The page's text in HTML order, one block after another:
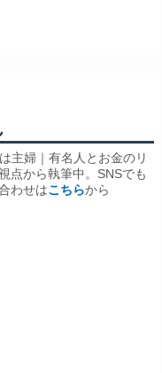
主婦｜有名人とお金のリ
点から執筆中。SNSでも
わせはこちらから